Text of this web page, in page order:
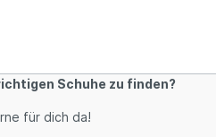
Schuhe zu finden?
für dich da!